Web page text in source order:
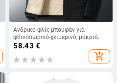
Ανδρικό φλίς μπουφάν για
φθινοπωρινό-χειμερινό, μακριά
μανίκια, διπλής όψεως φλίς, PU
58.43 €
add_shopping_cart